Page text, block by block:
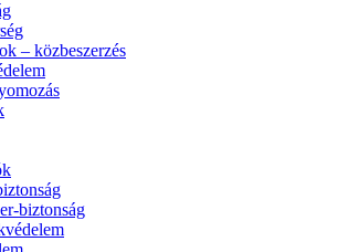
– közbeszerzés
biztonság